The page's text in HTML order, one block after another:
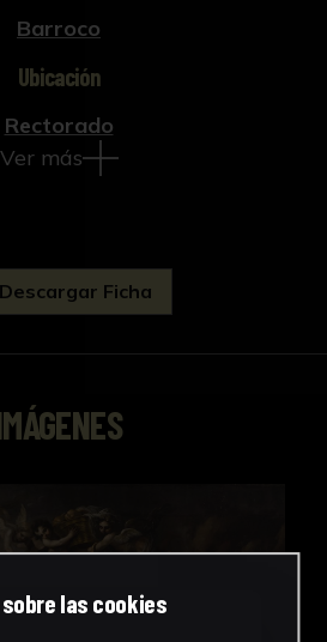
Barroco
Ubicación
Rectorado
Ver más
Descargar Ficha
las cookies